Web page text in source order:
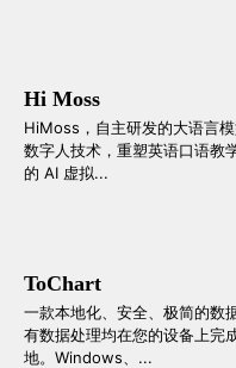
Hi Moss
HiMoss，自主研发的大语言
数字人技术，重塑英语口语教
的 AI 虚拟...
ToChart
一款本地化、安全、极简的数
有数据处理均在您的设备上完
地。Windows、...